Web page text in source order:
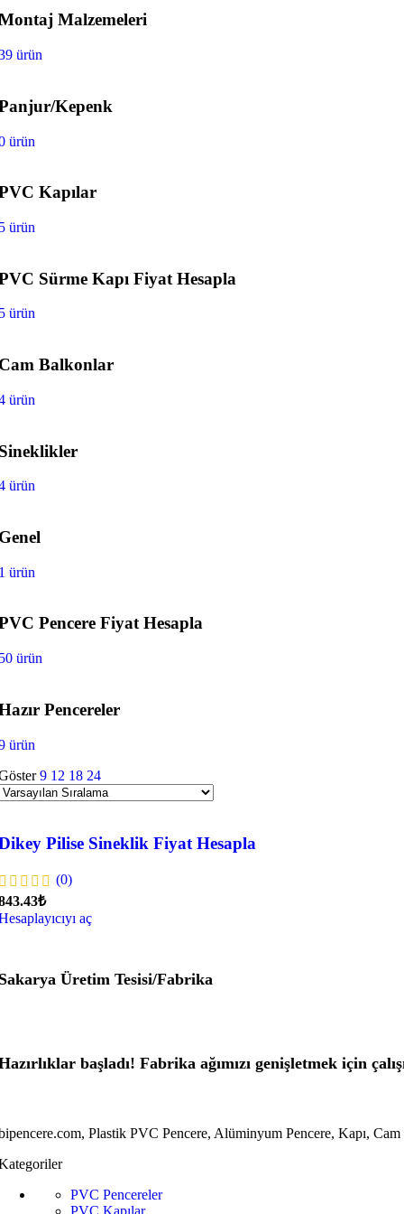
Malzemeleri
ürün
Kepenk
ürün
Kapılar
ürün
Sürme Kapı Fiyat Hesapla
ürün
Balkonlar
ürün
ürün
ürün
Pencere Fiyat Hesapla
ürün
Pencereler
ürün
9 12 18 24
Pilise Sineklik Fiyat Hesapla
(0)
aç
Üretim Tesisi/Fabrika
başladı! Fabrika ağımızı genişletmek için
Plastik PVC Pencere, Alüminyum Pencere, Kapı,
PVC Pencereler
PVC Kapılar